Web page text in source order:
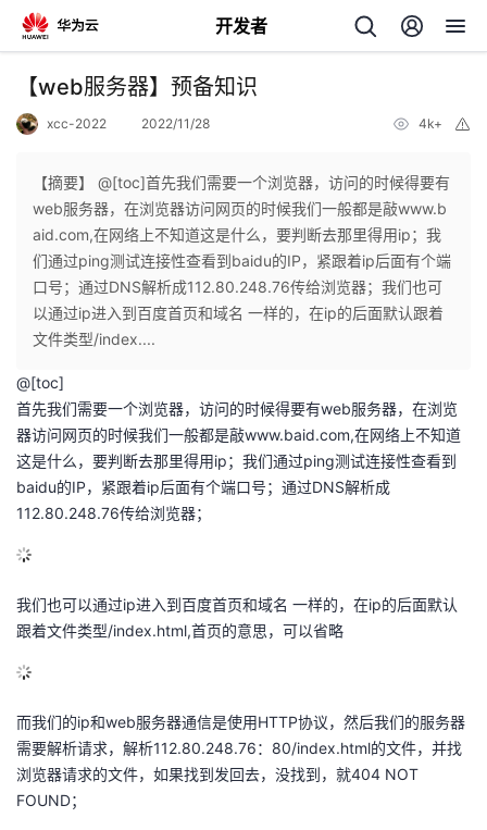
开发者
返
个
人
页
我
开
发
者
的
客
我
论
坛
的
圈
我
的
我
的
开
发
学
堂
我
我
的
Programs
我
的
持
的
技
我
的
【web服务器】预备知识
xcc-2022 2022/11/28 4k+
【摘要】 @[toc]首先我们需要一个浏览器，访问的时候得要有
web服务器，在浏览器访问网页的时候我们一般都是敲www.b
aid.com,在网络上不知道这是什么，要判断去那里得用ip；我
们通过ping测试连接性查看到baidu的IP，紧跟着ip后面有个端
口号；通过DNS解析成112.80.248.76传给浏览器；我们也可
以通过ip进入到百度首页和域名 一样的，在ip的后面默认跟着
文件类型/index....
@[toc]
首先我们需要一个浏览器，访问的时候得要有web服务器，在浏览
器访问网页的时候我们一般都是敲www.baid.com,在网络上不知道
这是什么，要判断去那里得用ip；我们通过ping测试连接性查看到
baidu的IP，紧跟着ip后面有个端口号；通过DNS解析成
112.80.248.76传给浏览器；
我们也可以通过ip进入到百度首页和域名 一样的，在ip的后面默认
跟着文件类型/index.html,首页的意思，可以省略
而我们的ip和web服务器通信是使用HTTP协议，然后我们的服务器
需要解析请求，解析112.80.248.76：80/index.html的文件，并找
浏览器请求的文件，如果找到发回去，没找到，就404 NOT
FOUND；